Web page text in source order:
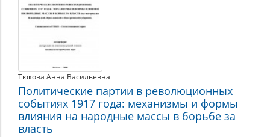
Тюкова Анна Васильевна
Политические партии в революционных
событиях 1917 года: механизмы и формы
влияния на народные массы в борьбе за
власть